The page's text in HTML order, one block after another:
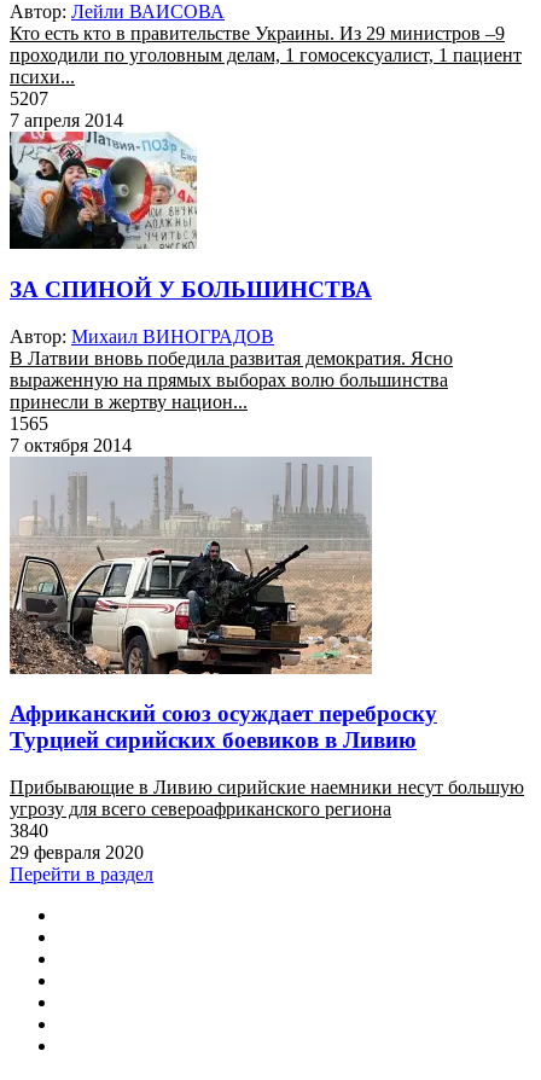
Автор: Лейли ВАИСОВА
Кто есть кто в правительстве Украины. Из 29 министров –9
проходили по уголовным делам, 1 гомосексуалист, 1 пациент
психи...
5207
7 апреля 2014
ЗА СПИНОЙ У БОЛЬШИНСТВА
Автор: Михаил ВИНОГРАДОВ
В Латвии вновь победила развитая демократия. Ясно
выраженную на прямых выборах волю большинства
принесли в жертву национ...
1565
7 октября 2014
Африканский союз осуждает переброску
Турцией сирийских боевиков в Ливию
Прибывающие в Ливию сирийские наемники несут большую
угрозу для всего североафриканского региона
3840
29 февраля 2020
Перейти в раздел